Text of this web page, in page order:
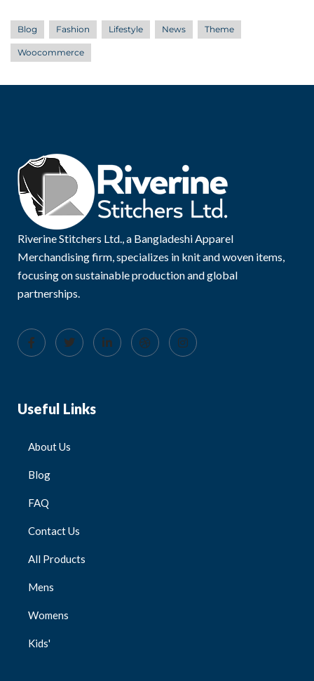
Blog Fashion Lifestyle News Theme
Woocommerce
Riverine Stitchers Ltd., a Bangladeshi Apparel
Merchandising firm, specializes in knit and woven items,
focusing on sustainable production and global
partnerships.
Useful Links
About Us
Blog
FAQ
Contact Us
All Products
Mens
Womens
Kids'